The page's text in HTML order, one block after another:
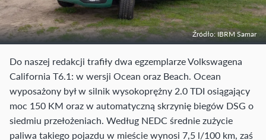
Źródło: IBRM Samar
Do naszej redakcji trafiły dwa egzemplarze Volkswagena
California T6.1: w wersji Ocean oraz Beach. Ocean
wyposażony był w silnik wysokoprężny 2.0 TDI osiągający
moc 150 KM oraz w automatyczną skrzynię biegów DSG o
siedmiu przełożeniach. Według NEDC średnie zużycie
paliwa takiego pojazdu w mieście wynosi 7,5 l/100 km, zaś